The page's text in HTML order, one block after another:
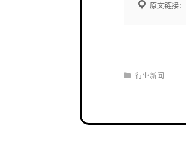
原文链接：
分
行业新闻